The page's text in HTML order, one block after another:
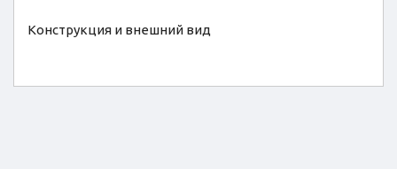
Конструкция и внешний вид